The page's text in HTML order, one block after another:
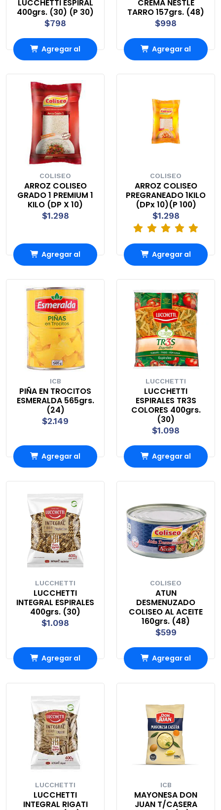
LUCCHETTI ESPIRAL
400grs. (30) (P 30)
$798
Agregar al
CREMA NESTLE
TARRO 157grs. (48)
$998
Agregar al
COLISEO
ARROZ COLISEO
GRADO 1 PREMIUM 1
KILO (DP X 10)
$1.298
Agregar al
COLISEO
ARROZ COLISEO
PREGRANEADO 1KILO
(DPx 10)(P 100)
$1.298
Agregar al
ICB
PIÑA EN TROCITOS
ESMERALDA 565grs.
(24)
$2.149
Agregar al
LUCCHETTI
LUCCHETTI
ESPIRALES TR3S
COLORES 400grs.
(30)
$1.098
Agregar al
LUCCHETTI
LUCCHETTI
INTEGRAL ESPIRALES
400grs. (30)
$1.098
Agregar al
COLISEO
ATUN
DESMENUZADO
COLISEO AL ACEITE
160grs. (48)
$599
Agregar al
LUCCHETTI
LUCCHETTI
INTEGRAL RIGATI
ICB
MAYONESA DON
JUAN T/CASERA